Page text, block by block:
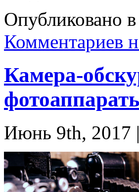
Опубликовано
Комментариев
Камера-
Июнь 9th, 2017 |